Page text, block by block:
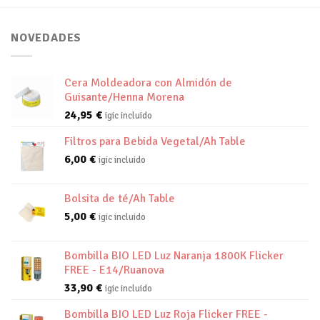
NOVEDADES
Cera Moldeadora con Almidón de
Guisante/Henna Morena
24,95 € igic incluido
Filtros para Bebida Vegetal/Ah Table
6,00 € igic incluido
Bolsita de té/Ah Table
5,00 € igic incluido
Bombilla BIO LED Luz Naranja 1800K Flicker
FREE - E14/Ruanova
33,90 € igic incluido
Bombilla BIO LED Luz Roja Flicker FREE -